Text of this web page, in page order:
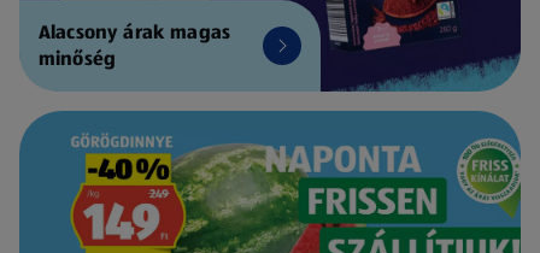
Alacsony árak magas
minőség